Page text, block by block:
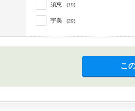
須恵 (19)
宇美 (29)
こ